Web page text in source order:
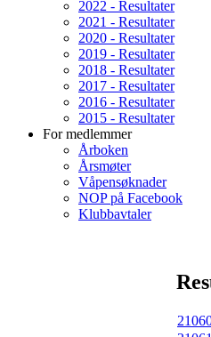
2022 - Resultater
2021 - Resultater
2020 - Resultater
2019 - Resultater
2018 - Resultater
2017 - Resultater
2016 - Resultater
2015 - Resultater
For medlemmer
Årboken
Årsmøter
Våpensøknader
NOP på Facebook
Klubbavtaler